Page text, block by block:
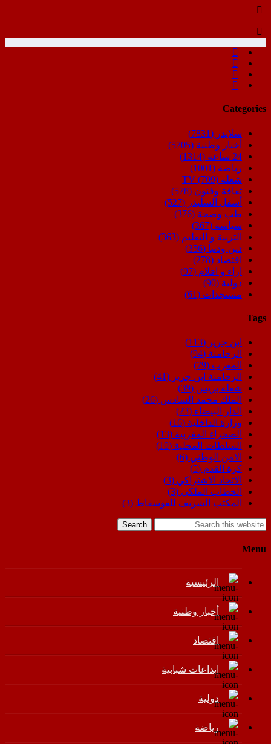
Categories
سلايدر (7831)
أخبار وطنية (5705)
24 ساعة
(1314)
رياضة (1001)
شعلة TV (709)
ثقافة وفنون (578)
أسفل السليدر (527)
طب وصحة (376)
سياسة (367)
التربية و التعليم (363)
دين ودنيا (356)
اقتصاد (278)
اراء و اقلام (97)
دولية (90)
مستجدات (61)
Tags
ابن جرير (113)
الرحامنة (94)
المغرب (79)
الرحامنة ابن جرير (41)
شعلة بريس (39)
الملك محمد السادس (26)
الدار البيضاء (23)
وزارة الداخلية (16)
الصحراء المغربية (13)
السلطات المحلية (10)
الامن الوطني (6)
كرة القدم (5)
الاتحاد الاشتراكي (3)
الخطاب الملكي (3)
المكتب الشريف للفوسفاط (3)
Search
Menu
الرئيسية
أخبار وطنية
اقتصاد
إبداعات شبابية
دولية
رياضة